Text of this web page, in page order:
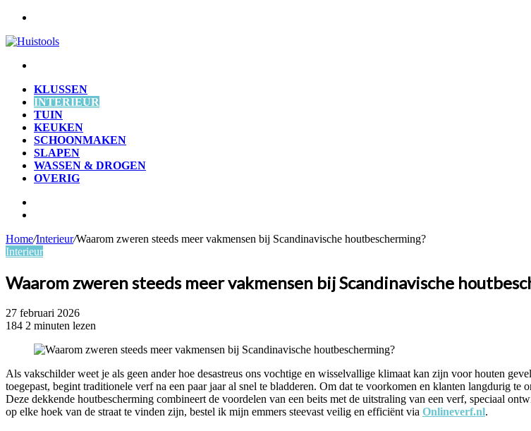
KLUSSEN
INTERIEUR
TUIN
KEUKEN
SCHOONMAKEN
SLAPEN
WASSEN & DROGEN
OVERIG
Home/Interieur/Waarom zweren steeds meer vakmensen bij Scandinavische houtbescherming?
Interieur
Waarom zweren steeds meer vakmensen bij Scandinavische
27 februari 2026
184 2 minuten lezen
Als vakschilder weet je als geen ander hoe desastreus ons vochtige en wisselvallige klimaat kan zijn voor houten
toegepast, begint traditionele verf na een paar jaar al snel te bladderen. Om dat te voorkomen en klanten langdurig te
Deze dekkende houtbescherming combineert de voordelen van een beits met de uitstraling van een verf, speciaal
op elke hoek van de straat te vinden zijn, bestel ik mijn emmers steevast veilig en efficiënt via Onlineverf.nl.